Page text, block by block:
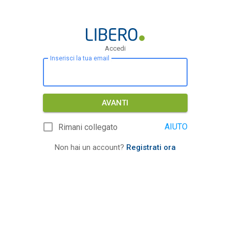
Accedi
Inserisci la tua email
AVANTI
Rimani collegato AIUTO
Non hai un account? Registrati ora